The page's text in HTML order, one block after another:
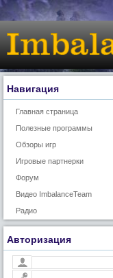
Навигация
Главная страница
Полезные программы
Обзоры игр
Игровые партнерки
Форум
Видео ImbalanceTeam
Радио
Авторизация